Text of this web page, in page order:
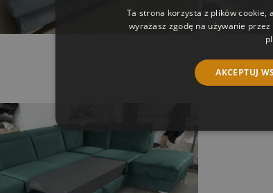
Ta strona korzysta z plików cookie,
wyrażasz zgodę na używanie
AKCEPTUJ